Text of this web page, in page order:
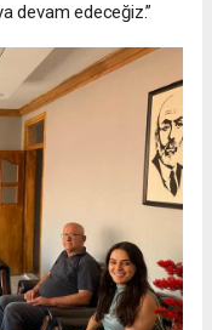
devam edeceğiz.”